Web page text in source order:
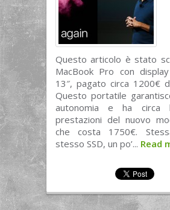
Questo articolo è stato
MacBook Pro con
13″, pagato circa 1200€
Questo portatile
autonomia e ha circa
prestazioni del nuovo
che costa 1750€.
stesso SSD, un po’... Read